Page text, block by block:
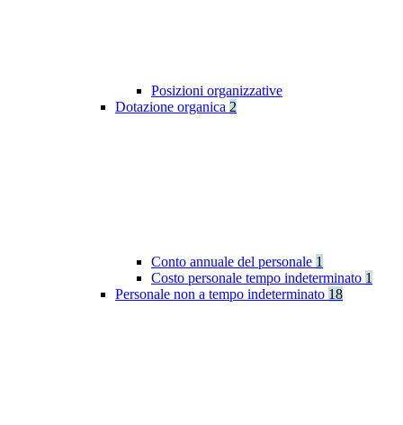
Posizioni organizzative
Dotazione organica 2
Conto annuale del personale 1
Costo personale tempo indeterminato 1
Personale non a tempo indeterminato 18